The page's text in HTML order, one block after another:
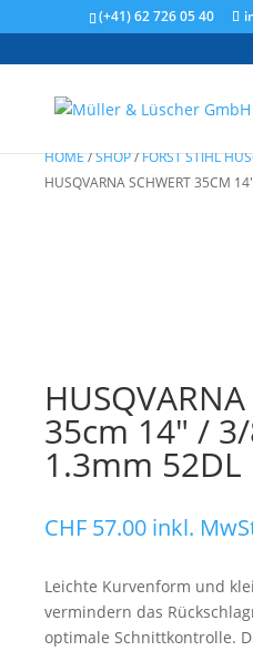
(+41) 62 726 05 40
HOME/SHOP/FORST STIHL
HUSQVARNA SCHWERT 35CM
35cm 14″ /
1.3mm 52DL
CHF 57.00 inkl.
Leichte Kurvenform und
vermindern das
optimale Schnittkontrolle.